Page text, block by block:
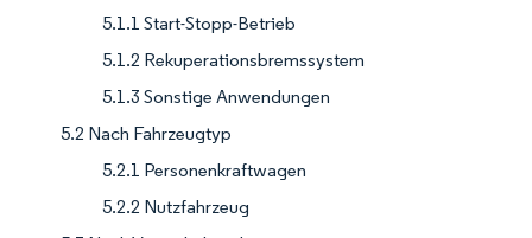
5.1.1 Start-Stopp-Betrieb
5.1.2 Rekuperationsbremssystem
5.1.3 Sonstige Anwendungen
5.2 Nach Fahrzeugtyp
5.2.1 Personenkraftwagen
5.2.2 Nutzfahrzeug